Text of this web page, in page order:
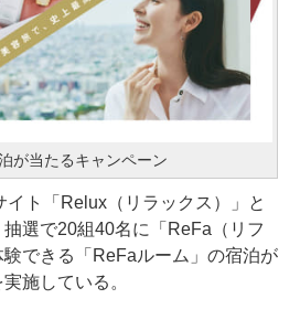
が当たるキャンペーン
ト「Relux（リラックス）」と
選で20組40名に「ReFa（リフ
できる「ReFaルーム」の宿泊が
施している。